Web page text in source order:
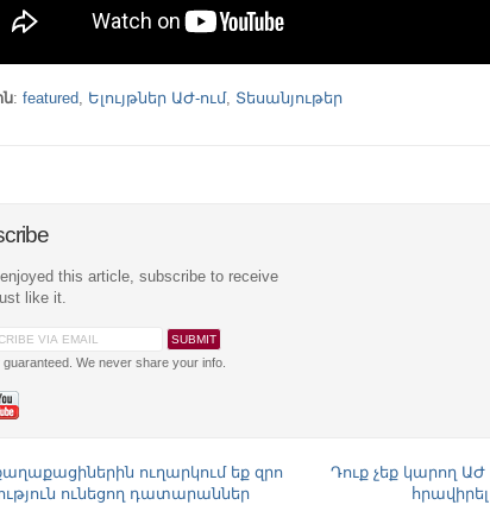
: featured, Ելույթներ ԱԺ-ում, Տեսանյութեր
this article, subscribe to receive
like it.
guaranteed. We never share your info.
ուղարկում եք զրո
ունեցող դատարաններ
Դուք չեք կարող